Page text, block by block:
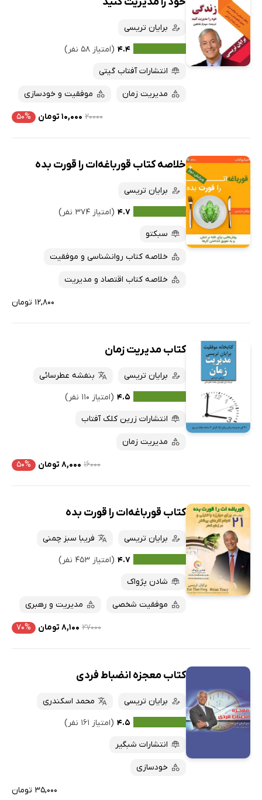
برایان تریسی
۴.۴ (امتیاز ۵۸ نفر)
انتشارات آفتاب گیتی
مدیریت زمان موفقیت و خودسازی
۲۰۰۰۰ ۱۰,۰۰۰ تومان ۵۰%
خلاصه کتاب قورباغه‌ات را قورت بده
برایان تریسی
۴.۷ (امتیاز ۳۷۴ نفر)
سبکتو
خلاصه کتاب روانشناسی و موفقیت
خلاصه کتاب اقتصاد و مدیریت
۱۲,۸۰۰ تومان
کتاب مدیریت زمان
برایان تریسی
بنفشه عطرسائی
۴.۵ (امتیاز ۱۱۰ نفر)
انتشارات زرین کلک آفتاب
مدیریت زمان
۱۶۰۰۰ ۸,۰۰۰ تومان ۵۰%
کتاب قورباغه‌ات را قورت بده
برایان تریسی
فریبا سبز چمنی
۴.۷ (امتیاز ۴۵۳ نفر)
شادن پژواک
موفقیت شخصی مدیریت و رهبری
۲۷۰۰۰ ۸,۱۰۰ تومان ۷۰%
کتاب معجزه انضباط فردی
برایان تریسی
محمد اسکندری
۴.۵ (امتیاز ۱۶۱ نفر)
انتشارات شبگیر
خودسازی
۳۵,۰۰۰ تومان